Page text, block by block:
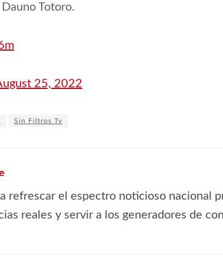
Totoro.
25, 2022
Sin Filtros Tv
refrescar el espectro noticioso nacional
reales y servir a los generadores de